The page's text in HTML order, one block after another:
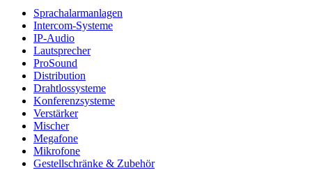
Sprachalarmanlagen
Intercom-Systeme
IP-Audio
Lautsprecher
ProSound
Distribution
Drahtlossysteme
Konferenzsysteme
Verstärker
Mischer
Megafone
Mikrofone
Gestellschränke & Zubehör